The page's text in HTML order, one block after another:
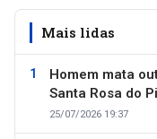
Mais lidas
Homem mata
Santa Rosa do
25/07/2026 19:37